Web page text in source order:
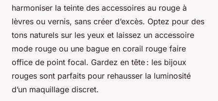
harmoniser la teinte des accessoires au rouge à
lèvres ou vernis, sans créer d’excès. Optez pour des
tons naturels sur les yeux et laissez un accessoire
mode rouge ou une bague en corail rouge faire
office de point focal. Gardez en tête : les bijoux
rouges sont parfaits pour rehausser la luminosité
d’un maquillage discret.